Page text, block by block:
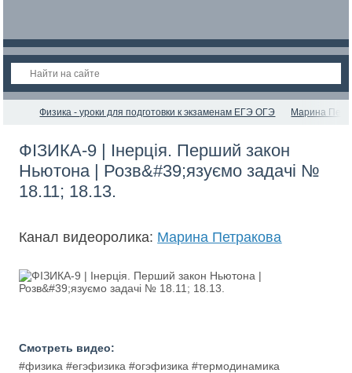
Физика - уроки для подготовки к экзаменам ЕГЭ ОГЭ Марина
ФІЗИКА-9 | Інерція. Перший закон
Ньютона | Розв&#39;язуємо задачі №
18.11; 18.13.
Канал видеоролика: Марина Петракова
Смотреть видео:
#физика #егэфизика #огэфизика #термодинамика